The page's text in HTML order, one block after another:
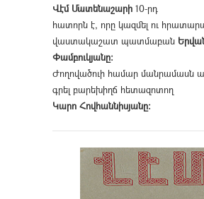
Վէմ Մատենաշարի 10-րդ
հատորն է, որը կազմել ու
վաստակաշատ պատմաբան
Փամբուկյանը։
Ժողովածուի համար մանրամասն
գրել բարեխիղճ հետազոտող
Կարո Հովհաննիսյանը։